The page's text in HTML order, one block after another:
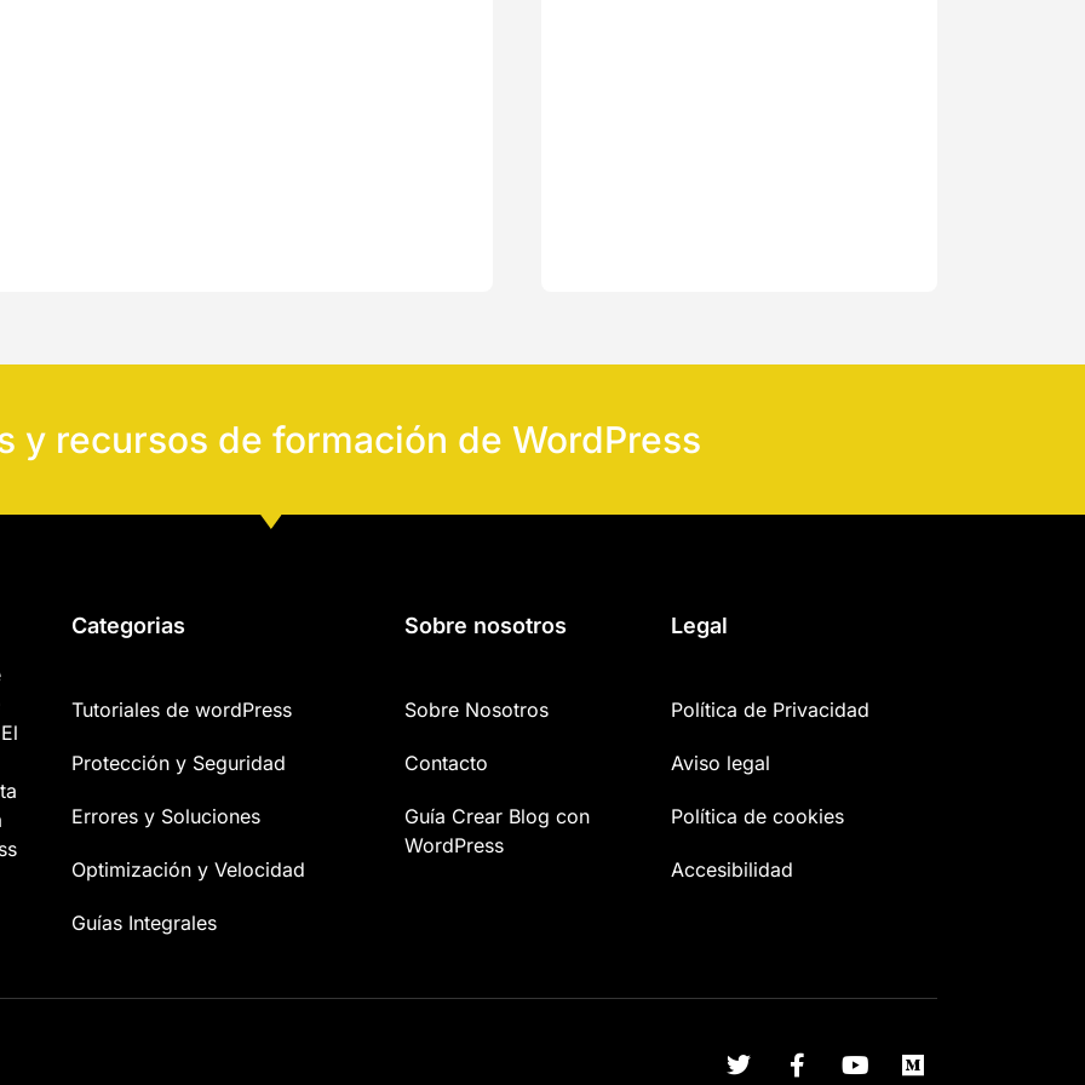
y recursos de formación de WordPress
Categorias
Tutoriales de wordPress
Protección y Seguridad
Errores y Soluciones
Optimización y Velocidad
Guías Integrales
Sobre nosotros
Sobre Nosotros
Contacto
Guía Crear Blog con
WordPress
Legal
Política de Privacidad
Aviso legal
Política de cookies
Accesibilidad